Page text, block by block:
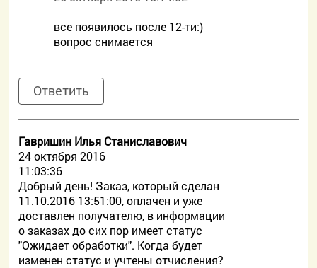
все появилось после 12-ти:)
вопрос снимается
Ответить
Гавришин Илья Станиславович
24 октября 2016
11:03:36
Добрый день! Заказ, который сделан
11.10.2016 13:51:00, оплачен и уже
доставлен получателю, в информации
о заказах до сих пор имеет статус
"Ожидает обработки". Когда будет
изменен статус и учтены отчисления?